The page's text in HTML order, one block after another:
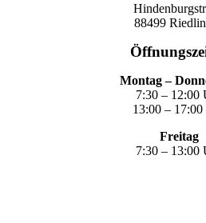
88499
Montag –
7:30 – 12:00
13:00 –
Freitag
7:30 – 13:00